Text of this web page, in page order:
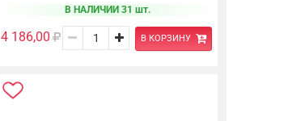
В НАЛИЧИИ 31 шт.
4 186,00 В КОРЗИНУ